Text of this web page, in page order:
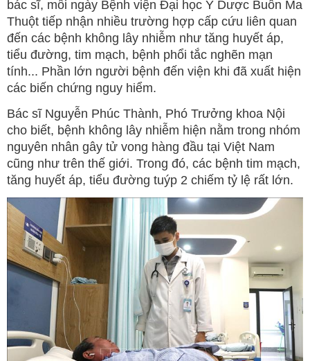
bác sĩ, mỗi ngày Bệnh viện Đại học Y Dược Buôn Ma
Thuột tiếp nhận nhiều trường hợp cấp cứu liên quan
đến các bệnh không lây nhiễm như tăng huyết áp,
tiểu đường, tim mạch, bệnh phổi tắc nghẽn mạn
tính... Phần lớn người bệnh đến viện khi đã xuất hiện
các biến chứng nguy hiểm.
Bác sĩ Nguyễn Phúc Thành, Phó Trưởng khoa Nội
cho biết, bệnh không lây nhiễm hiện nằm trong nhóm
nguyên nhân gây tử vong hàng đầu tại Việt Nam
cũng như trên thế giới. Trong đó, các bệnh tim mạch,
tăng huyết áp, tiểu đường tuýp 2 chiếm tỷ lệ rất lớn.